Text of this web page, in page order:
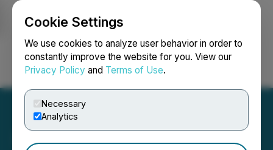
Cookie Settings
We use cookies to analyze user behavior in order to
constantly improve the website for you. View our
Privacy Policy and Terms of Use.
Necessary
Analytics
Login Search Français